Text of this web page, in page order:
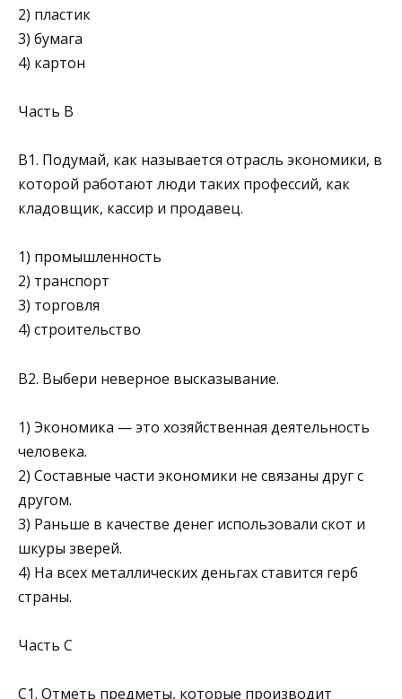
2) пластик
3) бумага
4) картон
Часть В
В1. Подумай, как называется отрасль экономики, в
которой работают люди таких профессий, как
кладовщик, кассир и продавец.
1) промышленность
2) транспорт
3) торговля
4) строительство
В2. Выбери неверное высказывание.
1) Экономика — это хозяйственная деятельность
человека.
2) Составные части экономики не связаны друг с
другом.
3) Раньше в качестве денег использовали скот и
шкуры зверей.
4) На всех металлических деньгах ставится герб
страны.
Часть C
С1. Отметь предметы, которые производит